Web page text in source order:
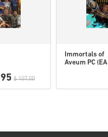
$ 107,00
Immortals of
Aveum PC (EA